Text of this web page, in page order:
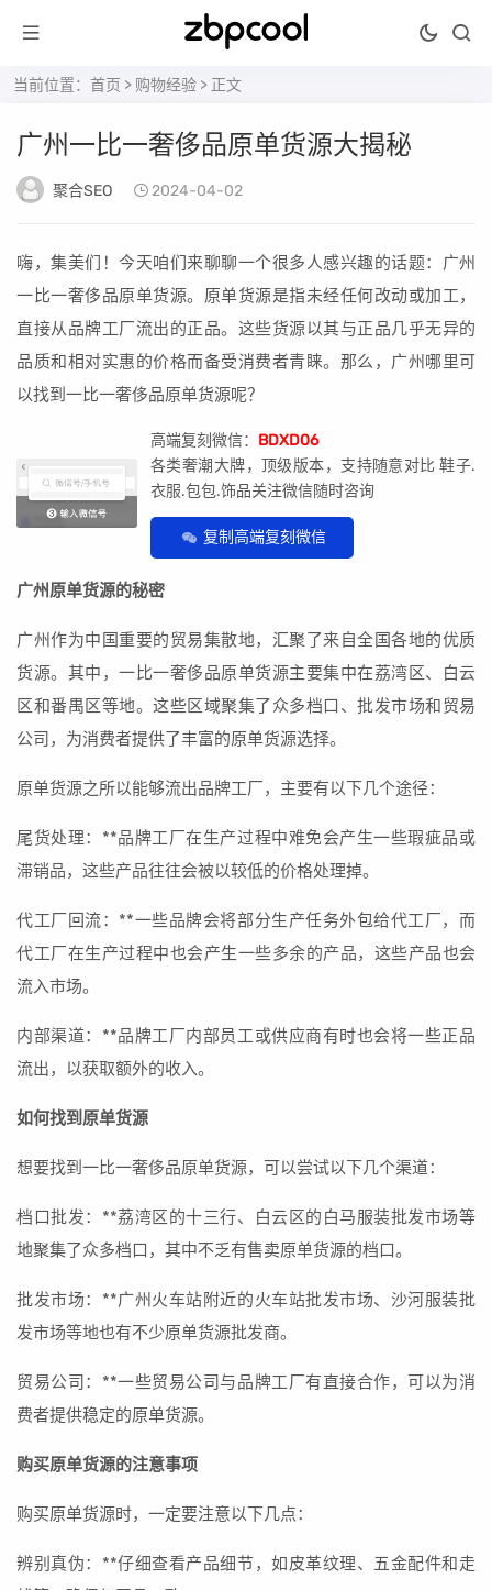
当前位置： 首页 > 购物经验 > 正文
广州一比一奢侈品原单货源大揭秘
聚合SEO 2024-04-02
嗨，集美们！今天咱们来聊聊一个很多人感兴趣的话题：广州
一比一奢侈品原单货源。原单货源是指未经任何改动或加工，
直接从品牌工厂流出的正品。这些货源以其与正品几乎无异的
品质和相对实惠的价格而备受消费者青睐。那么，广州哪里可
以找到一比一奢侈品原单货源呢？
高端复刻微信： BDXD06
各类奢潮大牌，顶级版本，支持随意对比 鞋子.
衣服.包包.饰品关注微信随时咨询
复制高端复刻微信
广州原单货源的秘密
广州作为中国重要的贸易集散地，汇聚了来自全国各地的优质
货源。其中，一比一奢侈品原单货源主要集中在荔湾区、白云
区和番禺区等地。这些区域聚集了众多档口、批发市场和贸易
公司，为消费者提供了丰富的原单货源选择。
原单货源之所以能够流出品牌工厂，主要有以下几个途径：
尾货处理：**品牌工厂在生产过程中难免会产生一些瑕疵品或
滞销品，这些产品往往会被以较低的价格处理掉。
代工厂回流：**一些品牌会将部分生产任务外包给代工厂，而
代工厂在生产过程中也会产生一些多余的产品，这些产品也会
流入市场。
内部渠道：**品牌工厂内部员工或供应商有时也会将一些正品
流出，以获取额外的收入。
如何找到原单货源
想要找到一比一奢侈品原单货源，可以尝试以下几个渠道：
档口批发：**荔湾区的十三行、白云区的白马服装批发市场等
地聚集了众多档口，其中不乏有售卖原单货源的档口。
批发市场：**广州火车站附近的火车站批发市场、沙河服装批
发市场等地也有不少原单货源批发商。
贸易公司：**一些贸易公司与品牌工厂有直接合作，可以为消
费者提供稳定的原单货源。
购买原单货源的注意事项
购买原单货源时，一定要注意以下几点：
辨别真伪：**仔细查看产品细节，如皮革纹理、五金配件和走